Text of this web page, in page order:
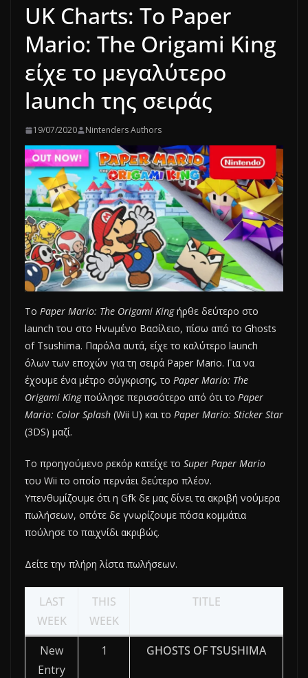
UK Charts: Το Paper
Mario: The Origami King
είχε το μεγαλύτερο
launch της σειράς
19/07/2020 Nintenders Authors
Το Paper Mario: The Origami Kingήρθε δεύτερο στο
launch του στο Ηνωμένο Βασίλειο, πίσω από το Ghosts
of Tsushima. Παρόλα αυτά, είχε το καλύτερο launch
όλων των εποχών για τη σειρά Paper Mario. Για να
έχουμε ένα μέτρο σύγκρισης, το Paper Mario: The
Origami Kingπούλησε περισσότερο από ότι το Paper
Mario: Color Splash (Wii U) και το Paper Mario: Sticker Star
(3DS) μαζί.
Το προηγούμενο ρεκόρ κατείχε το Super Paper Mario
του Wii το οποίο περνάει δεύτερο πλέον.
Υπενθυμίζουμε ότι η Gfk δε μας δίνει τα ακριβή νούμερα
πωλήσεων, οπότε δε γνωρίζουμε πόσα κομμάτια
πούλησε το παιχνίδι ακριβώς.
Δείτε την πλήρη λίστα πωλήσεων.
LAST
WEEK
THIS
WEEK
TITLE
New
Entry
1 GHOSTS OF TSUSHIMA